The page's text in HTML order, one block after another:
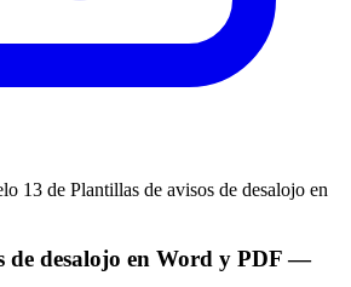
de desalojo en Word y PDF—